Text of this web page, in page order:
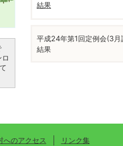
結果
平成24年第1回定例会(3月
結果
へのアクセス リンク集